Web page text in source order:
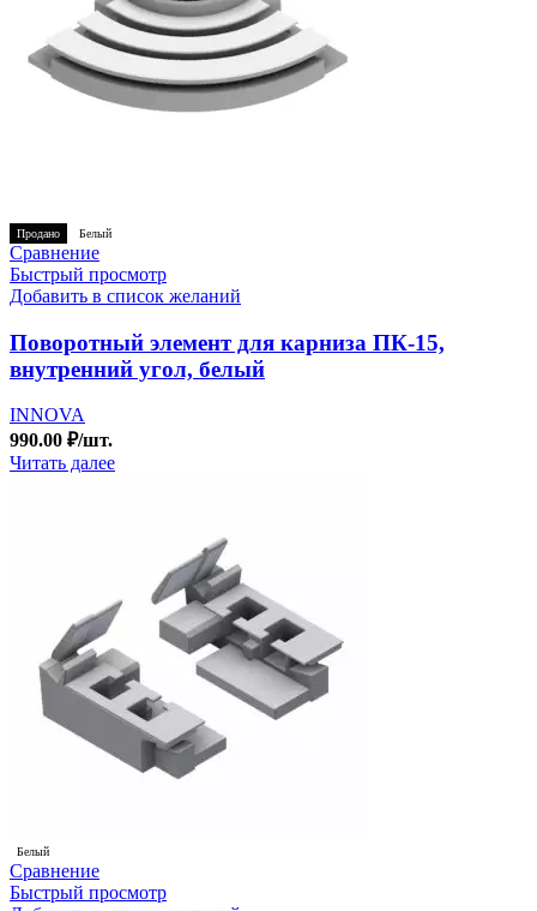
Продано Белый
Сравнение
Быстрый просмотр
Добавить в список желаний
Поворотный элемент для карниза ПК-15,
внутренний угол, белый
INNOVA
990.00 ₽/шт.
Читать далее
Белый
Сравнение
Быстрый просмотр